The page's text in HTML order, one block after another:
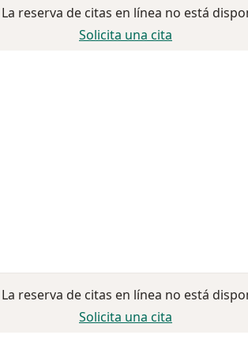
La reserva de citas en línea no está
Solicita una cita
La reserva de citas en línea no está
Solicita una cita